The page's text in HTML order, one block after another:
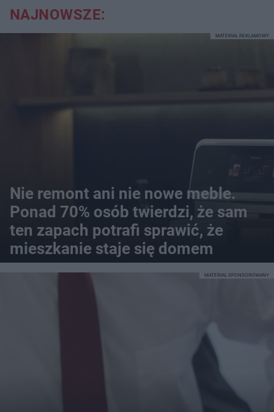
NAJNOWSZE:
Nie remont ani nie nowe meble.
Ponad 70% osób twierdzi, że sam
ten zapach potrafi sprawić, że
mieszkanie staje się domem
MATERIAŁ REKLAMOWY
MATERIAŁ SPONSOROWANY